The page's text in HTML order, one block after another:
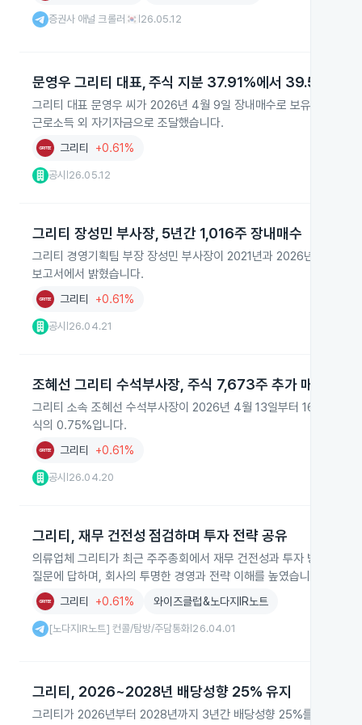
증권사 애널 크롤러🇰🇷 26.05.12
문영우 그리티 대표, 주식 지분 37.91%에서 39.53%로
그리티 대표 문영우 씨가 2026년 4월 9일 장내매수로 보유 주식을
근로소득 외 자기자금으로 조달했습니다.
그리티 +0.61%
공시 26.05.12
그리티 장성민 부사장, 5년간 1,016주 장내매수
그리티 경영기획팀 부장 장성민 부사장이 2021년과 2026년에 장
보고서에서 밝혔습니다.
그리티 +0.61%
공시 26.04.21
조혜선 그리티 수석부사장, 주식 7,673주 추가 매수
그리티 소속 조혜선 수석부사장이 2026년 4월 13일부터 16일까지
식의 0.75%입니다.
그리티 +0.61%
공시 26.04.20
그리티, 재무 건전성 점검하며 투자 전략 공유
의류업체 그리티가 최근 주주총회에서 재무 건전성과 투자 방향을 점
질문에 답하며, 회사의 투명한 경영과 전략 이해를 높였습니다.
그리티 +0.61% 와이즈클럽&노다지IR노트
[노다지IR노트] 컨콜/탐방/주담통화 26.04.01
그리티, 2026~2028년 배당성향 25% 유지
그리티가 2026년부터 2028년까지 3년간 배당성향 25%를 유지하